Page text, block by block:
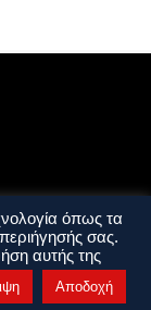
Χρήσης
όπως τα
σας.
αυτής της
Αποδοχή